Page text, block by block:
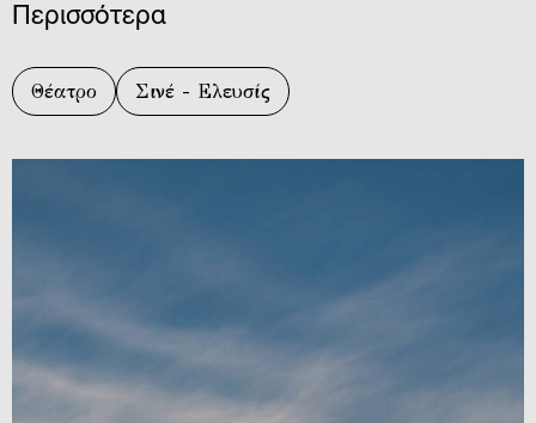
Περισσότερα
Θέατρο Σινέ - Ελευσίς